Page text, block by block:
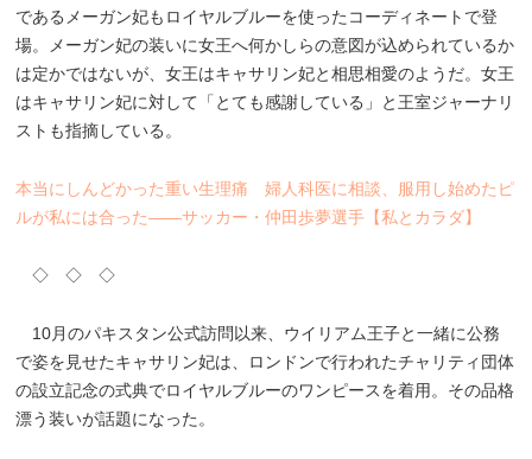
であるメーガン妃もロイヤルブルーを使ったコーディネートで登
場。メーガン妃の装いに女王へ何かしらの意図が込められているか
は定かではないが、女王はキャサリン妃と相思相愛のようだ。女王
はキャサリン妃に対して「とても感謝している」と王室ジャーナリ
ストも指摘している。
本当にしんどかった重い生理痛 婦人科医に相談、服用し始めたピ
ルが私には合った――サッカー・仲田歩夢選手【私とカラダ】
◇ ◇ ◇
10月のパキスタン公式訪問以来、ウイリアム王子と一緒に公務
で姿を見せたキャサリン妃は、ロンドンで行われたチャリティ団体
の設立記念の式典でロイヤルブルーのワンピースを着用。その品格
漂う装いが話題になった。